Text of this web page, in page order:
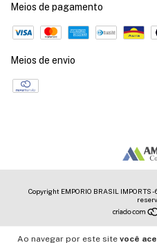
Ao navegar por este site você
Meios de pagamento
Meios de envio
Copyright EMPORIO BRASIL IMPORTS -